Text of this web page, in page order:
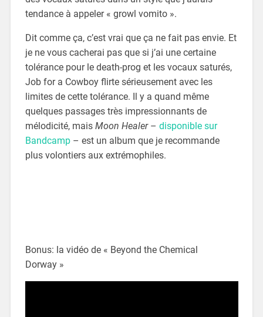
tendance à appeler « growl vomito ».
Dit comme ça, c’est vrai que ça ne fait pas envie. Et
je ne vous cacherai pas que si j’ai une certaine
tolérance pour le death-prog et les vocaux saturés,
Job for a Cowboy flirte sérieusement avec les
limites de cette tolérance. Il y a quand même
quelques passages très impressionnants de
mélodicité, mais Moon Healer– disponible sur
Bandcamp– est un album que je recommande
plus volontiers aux extrémophiles.
Bonus: la vidéo de « Beyond the Chemical
Dorway »